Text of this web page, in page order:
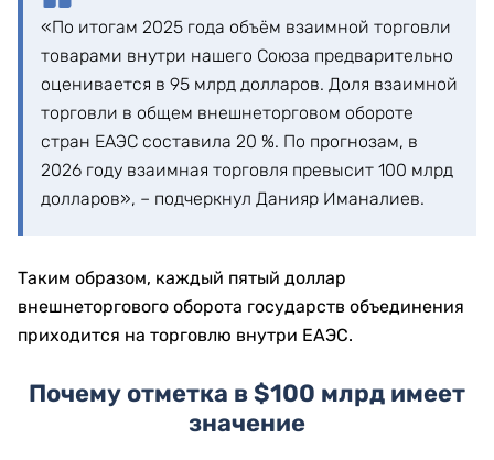
«По итогам 2025 года объём взаимной торговли
товарами внутри нашего Союза предварительно
оценивается в 95 млрд долларов. Доля взаимной
торговли в общем внешнеторговом обороте
стран ЕАЭС составила 20 %. По прогнозам, в
2026 году взаимная торговля превысит 100 млрд
долларов», – подчеркнул Данияр Иманалиев.
Таким образом, каждый пятый доллар
внешнеторгового оборота государств объединения
приходится на торговлю внутри ЕАЭС.
Почему отметка в $100 млрд имеет
значение